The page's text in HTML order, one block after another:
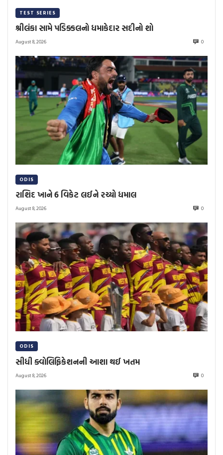
TEST SERIES
શ્રીલંકા સામે પડિક્કલનો ધમાકેદાર સદીનો શો
August 8, 2026 0
ODIS
રાશિદ ખાને 6 વિકેટ લઈને રચ્યો ધમાલ
August 8, 2026 0
ODIS
સીધી ક્વોલિફિકેશનની આશા થઈ ખતમ
August 8, 2026 0